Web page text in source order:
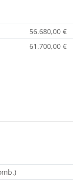
56.680,00 €
61.700,00 €